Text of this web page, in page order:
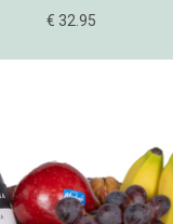
€ 32.95